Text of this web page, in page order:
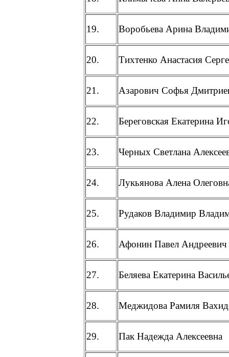
19. Воробьева Арина
20. Тихтенко Анастасия
21. Азарович Софья
22. Береговская Екатерина
23. Черных Светлана
24. Лукьянова Алена
25. Рудаков Владимир
26. Афонин Павел Андреевич
27. Беляева Екатерина
28. Меджидова Рамиля
29. Пак Надежда Алексеевна